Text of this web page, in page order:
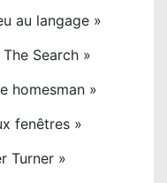
au langage »
Search »
homesman »
fenêtres »
Turner »